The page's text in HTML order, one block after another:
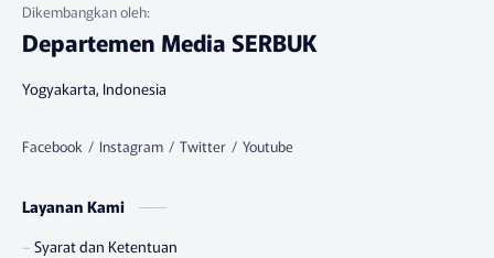
Departemen Media SERBUK
Yogyakarta, Indonesia
Layanan Kami
Syarat dan Ketentuan